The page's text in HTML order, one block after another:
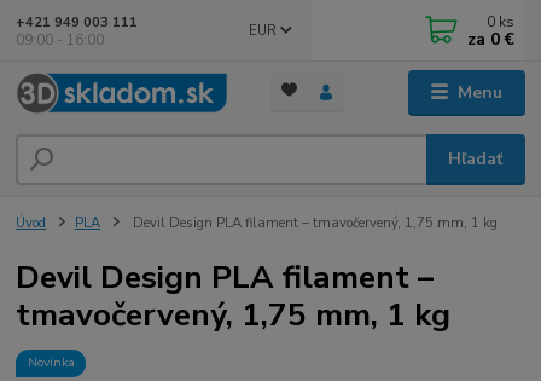
Menu
EUR
Hľadať
+421 949 003 111
09:00 - 16:00
0 ks
za 0 €
Úvod PLA Devil Design PLA filament – tmavočervený, 1,75 mm, 1 kg
Devil Design PLA filament –
tmavočervený, 1,75 mm, 1 kg
Novinka